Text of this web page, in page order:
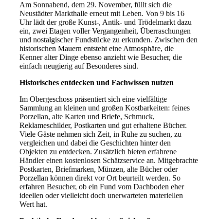
Am Sonnabend, dem 29. November, füllt sich die
Neustädter Markthalle erneut mit Leben. Von 9 bis 16
Uhr lädt der große Kunst-, Antik- und Trödelmarkt dazu
ein, zwei Etagen voller Vergangenheit, Überraschungen
und nostalgischer Fundstücke zu erkunden. Zwischen den
historischen Mauern entsteht eine Atmosphäre, die
Kenner alter Dinge ebenso anzieht wie Besucher, die
einfach neugierig auf Besonderes sind.
Historisches entdecken und Fachwissen nutzen
Im Obergeschoss präsentiert sich eine vielfältige
Sammlung an kleinen und großen Kostbarkeiten: feines
Porzellan, alte Karten und Briefe, Schmuck,
Reklameschilder, Postkarten und gut erhaltene Bücher.
Viele Gäste nehmen sich Zeit, in Ruhe zu suchen, zu
vergleichen und dabei die Geschichten hinter den
Objekten zu entdecken. Zusätzlich bieten erfahrene
Händler einen kostenlosen Schätzservice an. Mitgebrachte
Postkarten, Briefmarken, Münzen, alte Bücher oder
Porzellan können direkt vor Ort beurteilt werden. So
erfahren Besucher, ob ein Fund vom Dachboden eher
ideellen oder vielleicht doch unerwarteten materiellen
Wert hat.